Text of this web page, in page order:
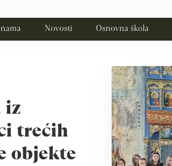
Novosti Osnovna škola
iz
trećih
objekte